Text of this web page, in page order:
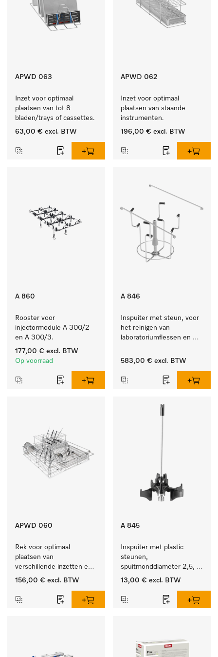
APWD 063
Inzet voor optimaal
plaatsen van tot 8
bladen/trays of cassettes.
63,00 € excl. BTW
APWD 062
Inzet voor optimaal
plaatsen van staande
instrumenten.
196,00 € excl. BTW
A 860
Rooster voor
injectormodule A 300/2
en A 300/3.
177,00 € excl. BTW
Op voorraad
A 846
Inspuiter met steun, voor
het reinigen van
laboratoriumflessen en
583,00 € excl. BTW
APWD 060
Rek voor optimaal
plaatsen van
verschillende inzetten en
zeefschalen.
156,00 € excl. BTW
A 845
Inspuiter met plastic
steunen,
spuitmonddiameter 2,5,
lengte 125 mm, 1 stuk.
13,00 € excl. BTW